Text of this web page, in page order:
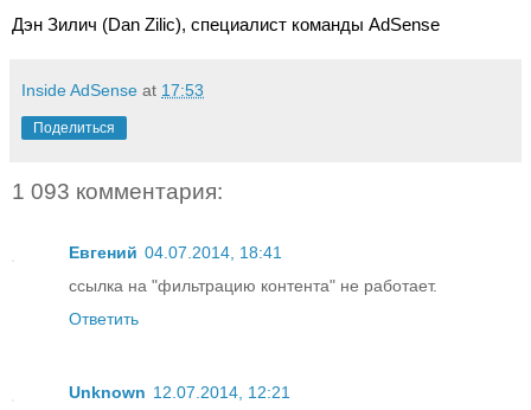
Дэн Зилич (Dan Zilic), специалист команды AdSense
Inside AdSense at 17:53
Поделиться
1 093 комментария:
Евгений 04.07.2014, 18:41
ссылка на "фильтрацию контента" не работает.
Ответить
Unknown 12.07.2014, 12:21